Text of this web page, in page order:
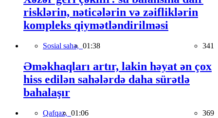
risklərin, nəticələrin və zəifliklərin
kompleks qiymətləndirilməsi
Sosial sahə, 01:38 341
Əməkhaqları artır, lakin həyat ən çox
hiss edilən sahələrdə daha sürətlə
bahalaşır
Qafqaz, 01:06 369